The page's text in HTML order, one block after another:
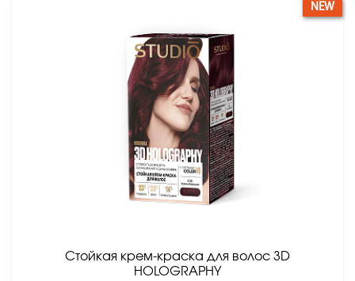
Стойкая крем-краска для волос 3D
HOLOGRAPHY
NEW